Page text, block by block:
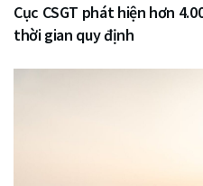
Cục CSGT phát hiện hơn
thời gian quy định